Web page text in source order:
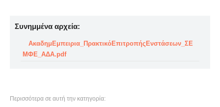
Συνημμένα αρχεία:
ΑκαδημΕμπειρια_ΠρακτικόΕπιτροπήςΕνστάσεων_ΣΕ
ΜΦΕ_ΑΔΑ.pdf
Περισσότερα σε αυτή την κατηγορία: